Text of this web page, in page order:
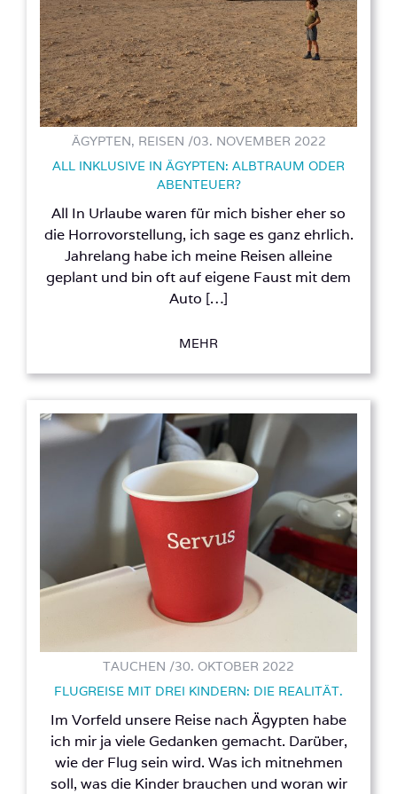
ÄGYPTEN, REISEN /03. NOVEMBER 2022
ALL INKLUSIVE IN ÄGYPTEN: ALBTRAUM ODER
ABENTEUER?
All In Urlaube waren für mich bisher eher so
die Horrovorstellung, ich sage es ganz ehrlich.
Jahrelang habe ich meine Reisen alleine
geplant und bin oft auf eigene Faust mit dem
Auto […]
MEHR
TAUCHEN /30. OKTOBER 2022
FLUGREISE MIT DREI KINDERN: DIE REALITÄT.
Im Vorfeld unsere Reise nach Ägypten habe
ich mir ja viele Gedanken gemacht. Darüber,
wie der Flug sein wird. Was ich mitnehmen
soll, was die Kinder brauchen und woran wir